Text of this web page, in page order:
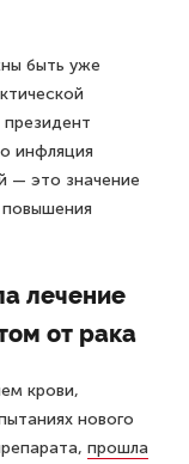
быть уже
инфляция
— это значение
повышения
лечение
от рака
крови,
нового
прошла